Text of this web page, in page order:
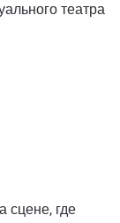
театра
сцене, где